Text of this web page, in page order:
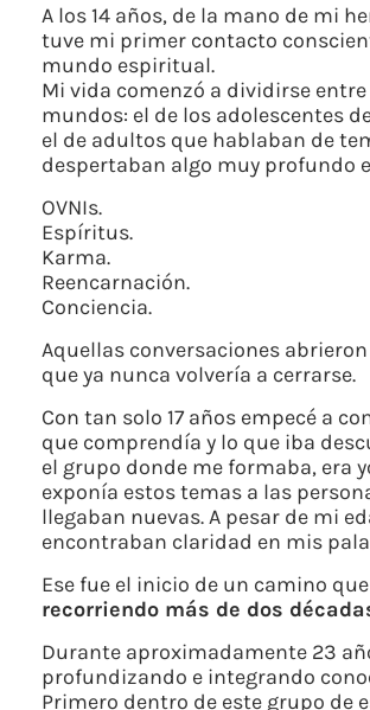
A los 14 años, de la mano de mi
tuve mi primer contacto
mundo espiritual.
Mi vida comenzó a dividirse
mundos: el de los adolescentes
el de adultos que hablaban de
despertaban algo muy profundo
OVNIs.
Espíritus.
Karma.
Reencarnación.
Conciencia.
Aquellas conversaciones
que ya nunca volvería a cerrarse.
Con tan solo 17 años empecé a
que comprendía y lo que iba
el grupo donde me formaba, era
exponía estos temas a las
llegaban nuevas. A pesar de mi
encontraban claridad en mis
Ese fue el inicio de un camino que
recorriendo más de dos
Durante aproximadamente 23
profundizando e integrando
Primero dentro de este grupo de